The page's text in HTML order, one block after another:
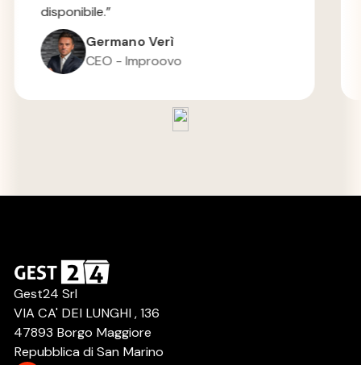
disponibile.”
Germano Verì
CEO - Improovo
Gest24 Srl
VIA CA' DEI LUNGHI , 136
47893 Borgo Maggiore
Repubblica di San Marino